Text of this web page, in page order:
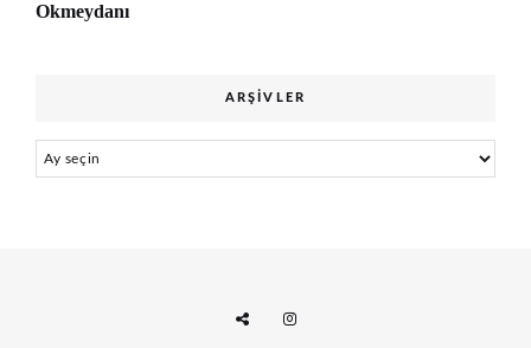
Okmeydanı
ARŞIVLER
Arşivler